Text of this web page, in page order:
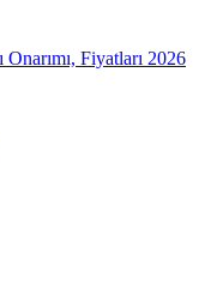
Fiyatları 2026